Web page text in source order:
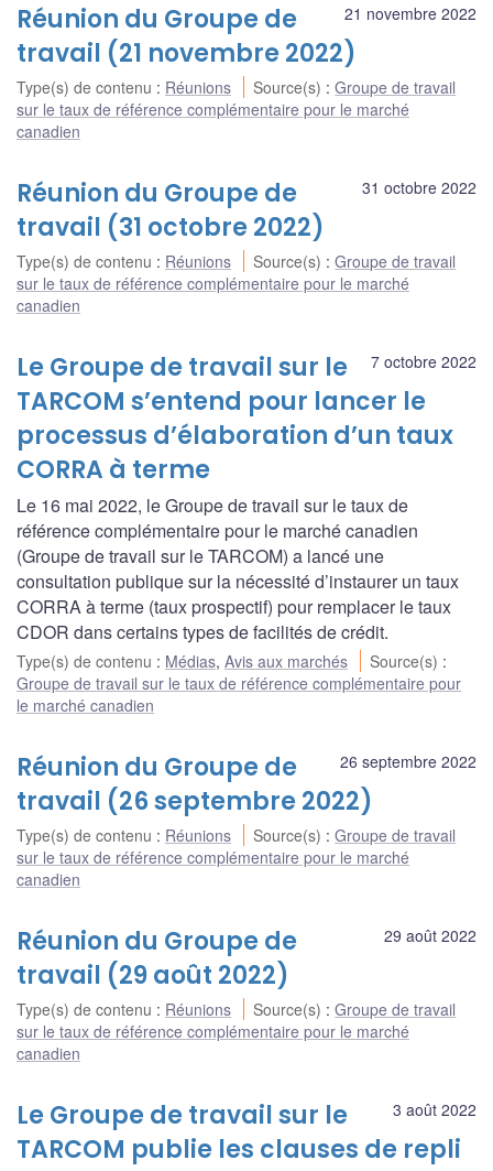
21 novembre 2022
Réunion du Groupe de
travail (21 novembre 2022)
Type(s) de contenu : Réunions Source(s) :Groupe de travail
sur le taux de référence complémentaire pour le marché
canadien
31 octobre 2022
Réunion du Groupe de
travail (31 octobre 2022)
Type(s) de contenu : Réunions Source(s) :Groupe de travail
sur le taux de référence complémentaire pour le marché
canadien
7 octobre 2022
Le Groupe de travail sur le
TARCOM s’entend pour lancer le
processus d’élaboration d’un taux
CORRA à terme
Le 16 mai 2022, le Groupe de travail sur le taux de
référence complémentaire pour le marché canadien
(Groupe de travail sur le TARCOM) a lancé une
consultation publique sur la nécessité d’instaurer un taux
CORRA à terme (taux prospectif) pour remplacer le taux
CDOR dans certains types de facilités de crédit.
Type(s) de contenu : Médias, Avis aux marchés Source(s) :
Groupe de travail sur le taux de référence complémentaire pour
le marché canadien
26 septembre 2022
Réunion du Groupe de
travail (26 septembre 2022)
Type(s) de contenu : Réunions Source(s) :Groupe de travail
sur le taux de référence complémentaire pour le marché
canadien
29 août 2022
Réunion du Groupe de
travail (29 août 2022)
Type(s) de contenu : Réunions Source(s) :Groupe de travail
sur le taux de référence complémentaire pour le marché
canadien
3 août 2022
Le Groupe de travail sur le
TARCOM publie les clauses de repli